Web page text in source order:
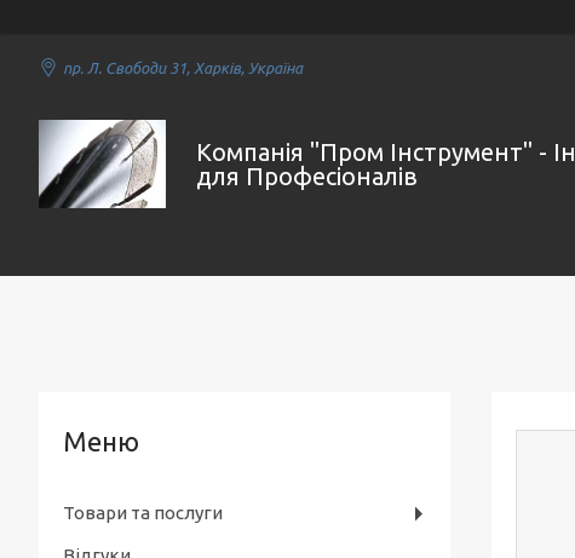
пр. Л. Свободи 31, Харків, Україна
Компанія "Пром Інструмент" -
для Професіоналів
Товари та послуги